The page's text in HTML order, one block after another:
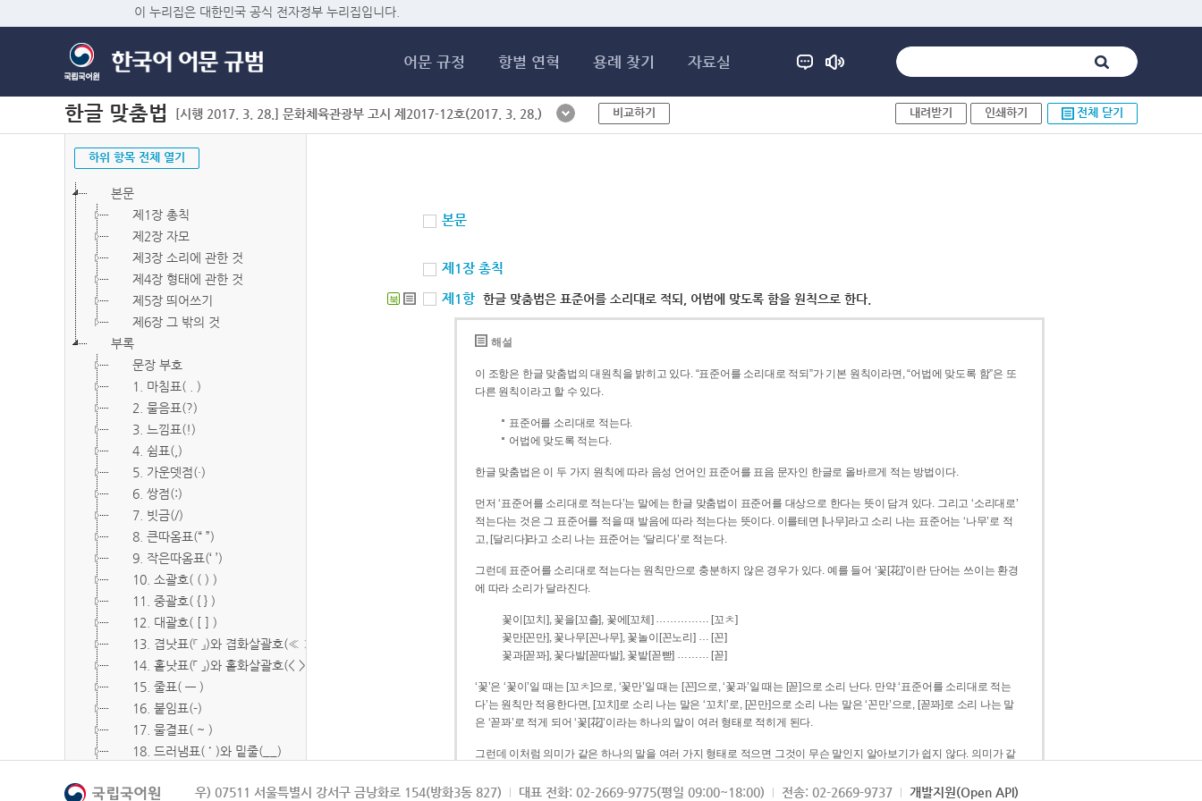
이 누리집은 대한민국 공식 전자정부 누리집입니다.
어문 규정 항별 연혁 용례 찾기 자료실
한글 맞춤법 [시행 2017. 3. 28.] 문화체육관광부 고시 제2017-12호(2017. 3. 28.) 비교하기 내려받기 인쇄하기 전체 닫기
하위 항목 전체 열기
본문
제1장 총칙
제2장 자모
제3장 소리에 관한 것
제4장 형태에 관한 것
제5장 띄어쓰기
제6장 그 밖의 것
부록
문장 부호
1. 마침표( . )
2. 물음표(?)
3. 느낌표(!)
4. 쉼표(,)
5. 가운뎃점(·)
6. 쌍점(:)
7. 빗금(/)
8. 큰따옴표(“ ”)
9. 작은따옴표(‘ ’)
10. 소괄호( ( ) )
11. 중괄호( { } )
12. 대괄호( [ ] )
13. 겹낫표(『 』)와 겹화살괄호(≪ ≫)
14. 홑낫표(「 」)와 홑화살괄호(< >)
15. 줄표( ― )
16. 붙임표(-)
17. 물결표( ~ )
18. 드러냄표( ˙ )와 밑줄(__)
20. 빠짐표( □ )
본문
제1장 총칙
북 제1항 한글 맞춤법은 표준어를 소리대로 적되, 어법에 맞도록 함을 원칙으로 한다.
해설
이 조항은 한글 맞춤법의 대원칙을 밝히고 있다. “표준어를 소리대로 적되”가 기본 원칙이라면, “어법에 맞도록 함”은 또
다른 원칙이라고 할 수 있다.
표준어를 소리대로 적는다.
어법에 맞도록 적는다.
한글 맞춤법은 이 두 가지 원칙에 따라 음성 언어인 표준어를 표음 문자인 한글로 올바르게 적는 방법이다.
먼저 ‘표준어를 소리대로 적는다’는 말에는 한글 맞춤법이 표준어를 대상으로 한다는 뜻이 담겨 있다. 그리고 ‘소리대로’
적는다는 것은 그 표준어를 적을 때 발음에 따라 적는다는 뜻이다. 이를테면 [나무]라고 소리 나는 표준어는 ‘나무’로 적
고, [달리다]라고 소리 나는 표준어는 ‘달리다’로 적는다.
그런데 표준어를 소리대로 적는다는 원칙만으로 충분하지 않은 경우가 있다. 예를 들어 ‘꽃[花]’이란 단어는 쓰이는 환경
에 따라 소리가 달라진다.
꽃이[꼬치], 꽃을[꼬츨], 꽃에[꼬체] …………… [꼬ㅊ]
꽃만[꼰만], 꽃나무[꼰나무], 꽃놀이[꼰노리] … [꼰]
꽃과[꼳꽈], 꽃다발[꼳따발], 꽃밭[꼳빧] ……… [꼳]
‘꽃’은 ‘꽃이’일 때는 [꼬ㅊ]으로, ‘꽃만’일 때는 [꼰]으로, ‘꽃과’일 때는 [꼳]으로 소리 난다. 만약 ‘표준어를 소리대로 적는
다’는 원칙만 적용한다면, [꼬치]로 소리 나는 말은 ‘꼬치’로, [꼰만]으로 소리 나는 말은 ‘꼰만’으로, [꼳꽈]로 소리 나는 말
은 ‘꼳꽈’로 적게 되어 ‘꽃[花]’이라는 하나의 말이 여러 형태로 적히게 된다.
그런데 이처럼 의미가 같은 하나의 말을 여러 가지 형태로 적으면 그것이 무슨 말인지 알아보기가 쉽지 않다. 의미가 같
되게 적는 것이 의미를 파악하는 데 효과적이다.
우) 07511 서울특별시 강서구 금낭화로 154(방화3동 827) 대표 전화: 02-2669-9775(평일 09:00~18:00) 전송: 02-2669-9737 개발지원(Open API)